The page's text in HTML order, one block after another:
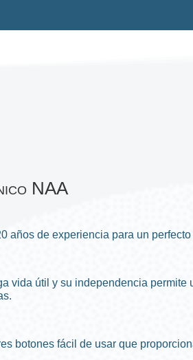
NAA
años de experiencia para un
vida útil y su independencia permite
botones fácil de usar que